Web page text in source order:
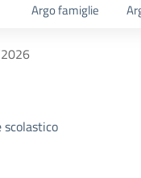
Argo famiglie
scolastico